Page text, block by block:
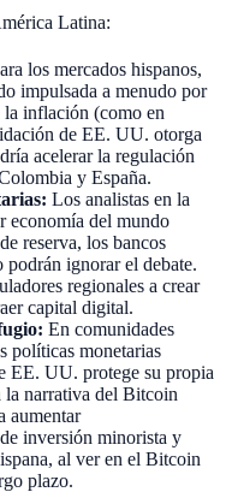
Latina:
los mercados hispanos,
impulsada a menudo por
la inflación (como en
de EE. UU. otorga
acelerar la regulación
y España.
Los analistas en la
economía del mundo
reserva, los bancos
ignorar el debate.
regionales a crear
capital digital.
En comunidades
políticas monetarias
EE. UU. protege su propia
la narrativa del Bitcoin
aumentar
inversión minorista y
al ver en el Bitcoin
plazo.